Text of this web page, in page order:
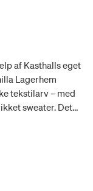
af Kasthalls eget
Lagerhem
tekstilarv – med
sweater. Det
hvilket